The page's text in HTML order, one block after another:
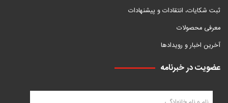
ثبت شکایات، انتقادات و پیشنهادات
معرفی محصولات
آخرین اخبار و رویدادها
عضویت در خبرنامه